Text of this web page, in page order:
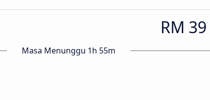
RM 39
Masa Menunggu 1h 55m